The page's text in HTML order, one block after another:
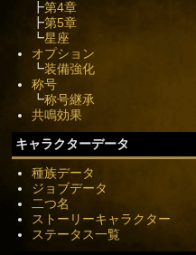
┣第4章
┣第5章
┗星座
オプション
┗装備強化
称号
┗称号継承
共鳴効果
キャラクターデータ
種族データ
ジョブデータ
二つ名
ストーリーキャラクター
ステータス一覧